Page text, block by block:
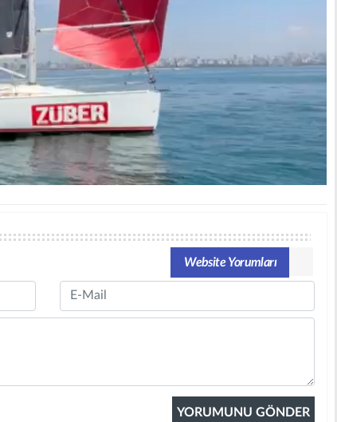
Website Yorumları
Email